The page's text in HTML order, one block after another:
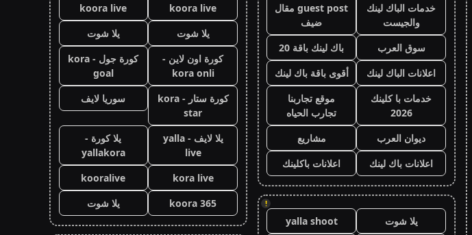
خدمات الباك لينك
والجيست
guest post مقال
ضيف
سوق العرب
باك لينك باقة 20
اعلانات الباك لينك
أقوى باقة باك لينك
خدمات با كلينك
2026
موقع تجاربنا
تجارب الحياه
ديوان العرب
مشاريع
اعلانات باك لينك
اعلانات باكلينك
!
يلا شوت
yalla shoot
koora live
koora live
يلا شوت
يلا شوت
كورة اون لاين -
kora onli
كورة جول - kora
goal
كورة ستار - kora
star
سوريا لايف
يلا لايف - yalla
live
يلا كورة -
yallakora
kora live
kooralive
koora 365
يلا شوت